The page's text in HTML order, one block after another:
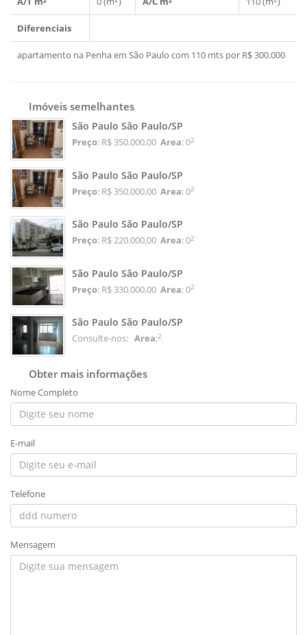
Diferenciais
apartamento na Penha em São Paulo com 110 mts por R$ 300.000
Imóveis semelhantes
São Paulo São Paulo/SP
Preço: R$ 350.000,00 Area: 02
São Paulo São Paulo/SP
Preço: R$ 350.000,00 Area: 02
São Paulo São Paulo/SP
Preço: R$ 220.000,00 Area: 02
São Paulo São Paulo/SP
Preço: R$ 330.000,00 Area: 02
São Paulo São Paulo/SP
Consulte-nos: Area:2
Obter mais informações
Nome Completo
E-mail
Telefone
Mensagem